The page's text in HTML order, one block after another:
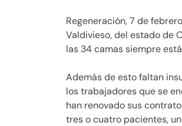
Regeneración, 7 de
Valdivieso, del estado de
las 34 camas siempre
Además de esto faltan
los trabajadores que se
han renovado sus
tres o cuatro pacientes,